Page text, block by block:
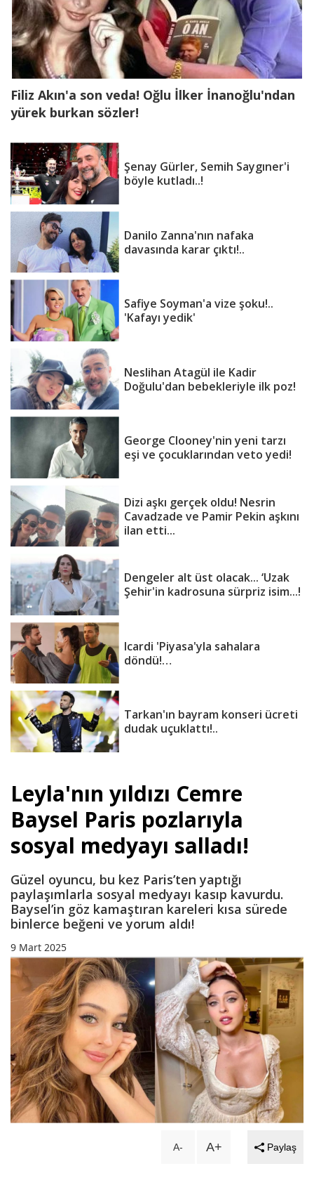
Filiz Akın'a son veda! Oğlu İlker İnanoğlu'ndan
yürek burkan sözler!
Şenay Gürler, Semih Saygıner'i
böyle kutladı..!
Danilo Zanna'nın nafaka
davasında karar çıktı!..
Safiye Soyman'a vize şoku!..
'Kafayı yedik'
Neslihan Atagül ile Kadir
Doğulu'dan bebekleriyle ilk poz!
George Clooney'nin yeni tarzı
eşi ve çocuklarından veto yedi!
Dizi aşkı gerçek oldu! Nesrin
Cavadzade ve Pamir Pekin aşkını
ilan etti...
Dengeler alt üst olacak... ‘Uzak
Şehir'in kadrosuna sürpriz isim...!
Icardi 'Piyasa'yla sahalara
döndü!…
Tarkan'ın bayram konseri ücreti
dudak uçuklattı!..
Leyla'nın yıldızı Cemre
Baysel Paris pozlarıyla
sosyal medyayı salladı!
Güzel oyuncu, bu kez Paris’ten yaptığı
paylaşımlarla sosyal medyayı kasıp kavurdu.
Baysel’in göz kamaştıran kareleri kısa sürede
binlerce beğeni ve yorum aldı!
9 Mart 2025
A- A+ Paylaş